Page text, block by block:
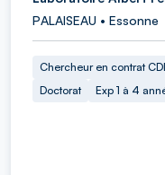
PALAISEAU • Essonne
Chercheur en contrat
Doctorat
Exp 1 à 4